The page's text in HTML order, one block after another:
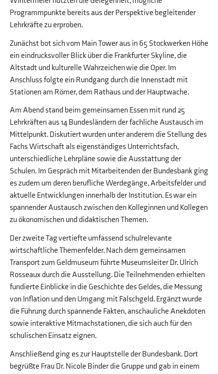
Programmpunkte bereits aus der Perspektive begleitender
Lehrkräfte zu erproben.
Zunächst bot sich vom Main Tower aus in 65 Stockwerken Höhe
ein eindrucksvoller Blick über die Frankfurter Skyline, die
Altstadt und kulturelle Wahrzeichen wie die Oper. Im
Anschluss folgte ein Rundgang durch die Innenstadt mit
Stationen am Römer, dem Rathaus und der Hauptwache.
Am Abend stand beim gemeinsamen Essen mit rund 25
Lehrkräften aus 14 Bundesländern der fachliche Austausch im
Mittelpunkt. Diskutiert wurden unter anderem die Stellung des
Fachs Wirtschaft als eigenständiges Unterrichtsfach,
unterschiedliche Lehrpläne sowie die Ausstattung der
Schulen. Im Gespräch mit Mitarbeitenden der Bundesbank ging
es zudem um deren berufliche Werdegänge, Arbeitsfelder und
aktuelle Entwicklungen innerhalb der Institution. Es war ein
spannender Austausch zwischen den Kolleginnen und Kollegen
zu ökonomischen und didaktischen Themen.
Der zweite Tag vertiefte umfassend schulrelevante
wirtschaftliche Themenfelder. Nach dem gemeinsamen
Transport zum Geldmuseum führte Museumsleiter Dr. Ulrich
Rosseaux durch die Ausstellung. Die Teilnehmenden erhielten
fundierte Einblicke in die Geschichte des Geldes, die Messung
von Inflation und den Umgang mit Falschgeld. Ergänzt wurde
die Führung durch spannende Fakten, anschauliche Anekdoten
sowie interaktive Mitmachstationen, die sich auch für den
schulischen Einsatz eignen.
Anschließend ging es zur Hauptstelle der Bundesbank. Dort
begrüßte Frau Dr. Nicole Binder die Gruppe und gab in einem